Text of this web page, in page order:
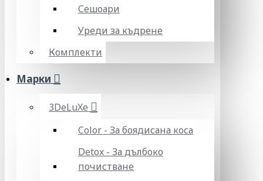
Сешоари
Уреди за къдрене
Комплекти
Марки
3DeLuXe
Color - За боядисана коса
Detox - За дълбоко
почистване